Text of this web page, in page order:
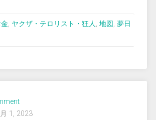
務
所
怖
れ
, ヤクザ・テロリスト・狂人, 地図, 夢日
1, 2023